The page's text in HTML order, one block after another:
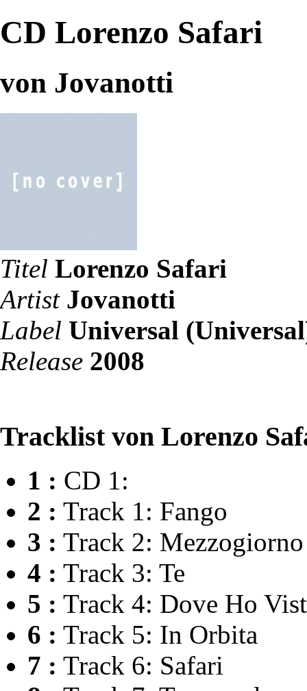
CD Lorenzo Safari
von Jovanotti
Titel Lorenzo Safari
Artist Jovanotti
Label Universal
Release 2008
Tracklist von Lorenzo
1 : CD 1:
2 : Track 1: Fango
3 : Track 2: Mezzogiorno
4 : Track 3: Te
5 : Track 4: Dove Ho
6 : Track 5: In Orbita
7 : Track 6: Safari